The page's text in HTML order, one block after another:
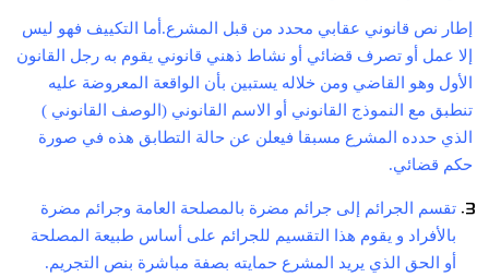
إطار نص قانوني عقابي محدد من قبل المشرع.أما التكييف فهو ليس
إلا عمل أو تصرف قضائي أو نشاط ذهني قانوني يقوم به رجل القانون
الأول وهو القاضي ومن خلاله يستبين بأن الواقعة المعروضة عليه
تنطبق مع النموذج القانوني أو الاسم القانوني (الوصف القانوني )
الذي حدده المشرع مسبقا فيعلن عن حالة التطابق هذه في صورة
حكم قضائي.
تقسم الجرائم إلى جرائم مضرة بالمصلحة العامة وجرائم مضرة
بالأفراد و يقوم هذا التقسيم للجرائم على أساس طبيعة المصلحة
أو الحق الذي يريد المشرع حمايته بصفة مباشرة بنص التجريم.